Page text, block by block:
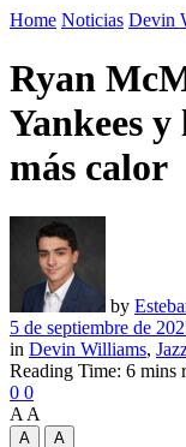
Home Noticias Devin
Ryan
Yankees
más calor
by
5 de septiembre de
in Devin Williams,
Reading Time: 6 mins
0 0
A A
A
A